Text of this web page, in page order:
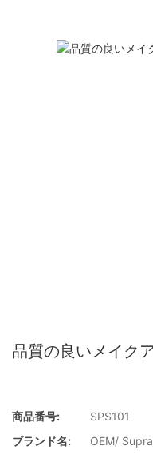
品質の良いメイク
商品番号:
SPS101
ブランド名:
OEM/